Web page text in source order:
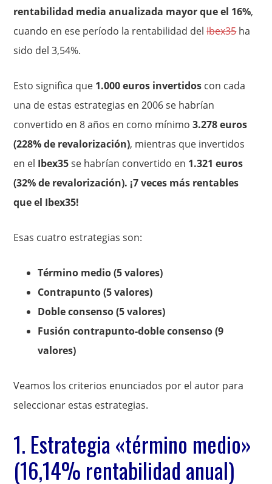
rentabilidad media anualizada mayor que el 16%,
cuando en ese período la rentabilidad delIbex35ha
sido del 3,54%.
Esto significa que 1.000 euros invertidos con cada
una de estas estrategias en 2006 se habrían
convertido en 8 años en como mínimo3.278 euros
(228% de revalorización), mientras que invertidos
en el Ibex35se habrían convertido en 1.321 euros
(32% de revalorización). ¡7 veces más rentables
que el Ibex35!
Esas cuatro estrategias son:
Término medio (5 valores)
Contrapunto (5 valores)
Doble consenso (5 valores)
Fusión contrapunto-doble consenso (9
valores)
Veamos los criterios enunciados por el autor para
seleccionar estas estrategias.
1. Estrategia «término medio»
(16,14% rentabilidad anual)